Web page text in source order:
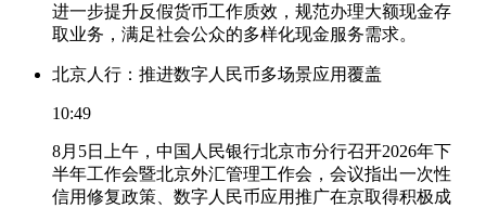
进一步提升反假货币工作质效，规范办理大额现金存
取业务，满足社会公众的多样化现金服务需求。
北京人行：推进数字人民币多场景应用覆盖
10:49
8月5日上午，中国人民银行北京市分行召开2026年下
半年工作会暨北京外汇管理工作会，会议指出一次性
信用修复政策、数字人民币应用推广在京取得积极成